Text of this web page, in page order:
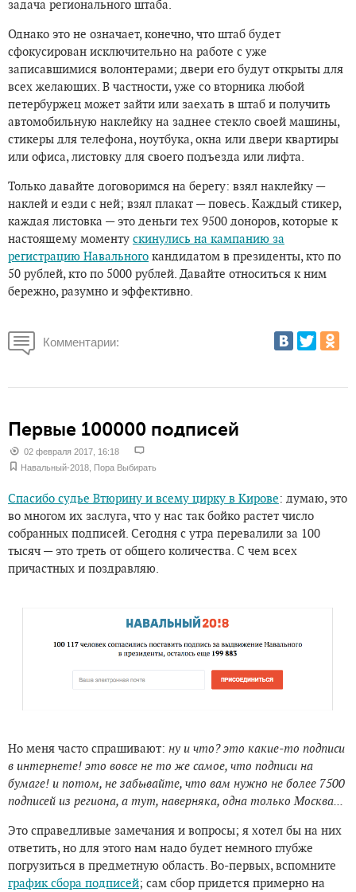
задача регионального штаба.
Однако это не означает, конечно, что штаб будет
сфокусирован исключительно на работе с уже
записавшимися волонтерами; двери его будут открыты для
всех желающих. В частности, уже со вторника любой
петербуржец может зайти или заехать в штаб и получить
автомобильную наклейку на заднее стекло своей машины,
стикеры для телефона, ноутбука, окна или двери квартиры
или офиса, листовку для своего подъезда или лифта.
Только давайте договоримся на берегу: взял наклейку —
наклей и езди с ней; взял плакат — повесь. Каждый стикер,
каждая листовка — это деньги тех 9500 доноров, которые к
настоящему моменту скинулись на кампанию за
регистрацию Навального кандидатом в президенты, кто по
50 рублей, кто по 5000 рублей. Давайте относиться к ним
бережно, разумно и эффективно.
Комментарии:
Первые 100000 подписей
02 февраля 2017, 16:18
Навальный-2018 Пора Выбирать
Спасибо судье Втюрину и всему цирку в Кирове: думаю, это
во многом их заслуга, что у нас так бойко растет число
собранных подписей. Сегодня с утра перевалили за 100
тысяч — это треть от общего количества. С чем всех
причастных и поздравляю.
Но меня часто спрашивают: ну и что? это какие-то подписи
в интернете! это вовсе не то же самое, что подписи на
бумаге! и потом, не забывайте, что вам нужно не более 7500
подписей из региона, а тут, наверняка, одна только Москва...
Это справедливые замечания и вопросы; я хотел бы на них
ответить, но для этого нам надо будет немного глубже
погрузиться в предметную область. Во-первых, вспомните
график сбора подписей; сам сбор придется примерно на